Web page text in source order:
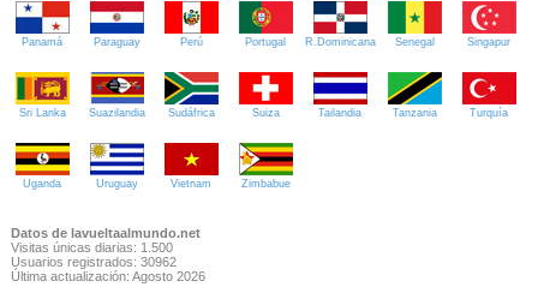
Panamá Paraguay Perú Portugal R.Dominicana Senegal Singapur
Sri Lanka Suazilandia Sudáfrica Suiza Tailandia Tanzania Turquía
Uganda Uruguay Vietnam Zimbabue
Datos de lavueltaalmundo.net
Visitas únicas diarias: 1.500
Usuarios registrados: 30962
Última actualización: Agosto 2026